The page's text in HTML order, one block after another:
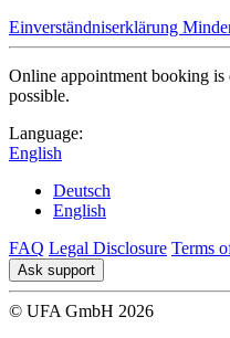
Einverständniserklärung
Online appointment booking
possible.
Language:
English
Deutsch
English
FAQ Legal Disclosure Terms
Ask support
© UFA GmbH 2026